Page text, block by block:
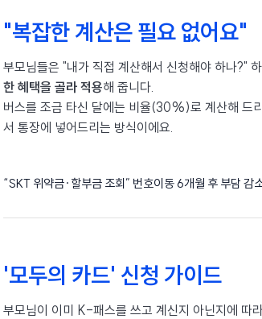
"복잡한 계산은 필요 없어요"
부모님들은 "내가 직접 계산해서 신청해야 하나?"
한 혜택을 골라 적용해 줍니다.
버스를 조금 타신 달에는 비율(30%)로 계산해 드
서 통장에 넣어드리는 방식이에요.
“SKT 위약금·할부금 조회” 번호이동 6개월 후 부담 감
'모두의 카드' 신청 가이드
부모님이 이미 K-패스를 쓰고 계신지 아닌지에 따